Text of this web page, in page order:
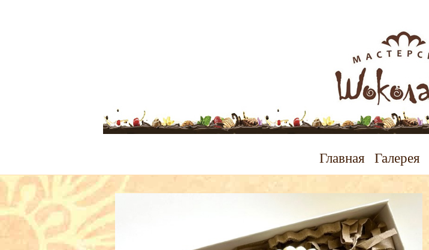
Главная Галерея